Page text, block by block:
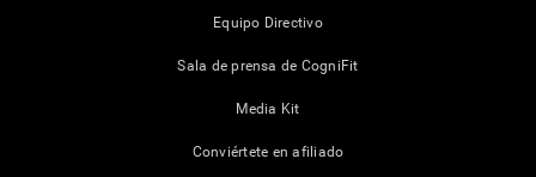
Equipo Directivo
Sala de prensa de CogniFit
Media Kit
Conviértete en afiliado